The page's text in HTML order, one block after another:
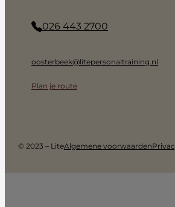
026 443 2700
oosterbeek@litepersonaltraining.nl
Plan je route
© 2023 – LiteAlgemene voorwaarden